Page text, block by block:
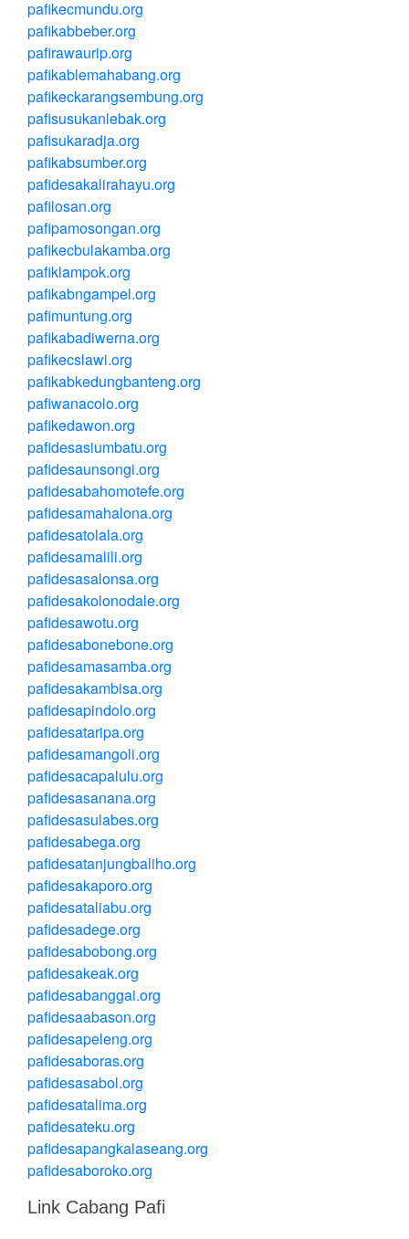
pafikecmundu.org
pafikabbeber.org
pafirawaurip.org
pafikablemahabang.org
pafikeckarangsembung.org
pafisusukanlebak.org
pafisukaradja.org
pafikabsumber.org
pafidesakalirahayu.org
pafilosan.org
pafipamosongan.org
pafikecbulakamba.org
pafiklampok.org
pafikabngampel.org
pafimuntung.org
pafikabadiwerna.org
pafikecslawi.org
pafikabkedungbanteng.org
pafiwanacolo.org
pafikedawon.org
pafidesasiumbatu.org
pafidesaunsongi.org
pafidesabahomotefe.org
pafidesamahalona.org
pafidesatolala.org
pafidesamalili.org
pafidesasalonsa.org
pafidesakolonodale.org
pafidesawotu.org
pafidesabonebone.org
pafidesamasamba.org
pafidesakambisa.org
pafidesapindolo.org
pafidesataripa.org
pafidesamangoli.org
pafidesacapalulu.org
pafidesasanana.org
pafidesasulabes.org
pafidesabega.org
pafidesatanjungbaliho.org
pafidesakaporo.org
pafidesataliabu.org
pafidesadege.org
pafidesabobong.org
pafidesakeak.org
pafidesabanggai.org
pafidesaabason.org
pafidesapeleng.org
pafidesaboras.org
pafidesasabol.org
pafidesatalima.org
pafidesateku.org
pafidesapangkalaseang.org
pafidesaboroko.org
Link Cabang Pafi